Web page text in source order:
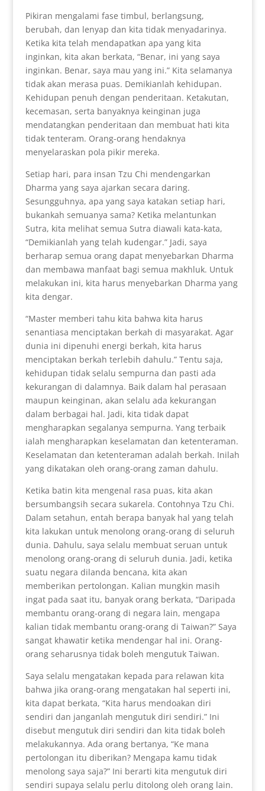
Pikiran mengalami fase timbul, berlangsung,
berubah, dan lenyap dan kita tidak menyadarinya.
Ketika kita telah mendapatkan apa yang kita
inginkan, kita akan berkata, “Benar, ini yang saya
inginkan. Benar, saya mau yang ini.” Kita selamanya
tidak akan merasa puas. Demikianlah kehidupan.
Kehidupan penuh dengan penderitaan. Ketakutan,
kecemasan, serta banyaknya keinginan juga
mendatangkan penderitaan dan membuat hati kita
tidak tenteram. Orang-orang hendaknya
menyelaraskan pola pikir mereka.
Setiap hari, para insan Tzu Chi mendengarkan
Dharma yang saya ajarkan secara daring.
Sesungguhnya, apa yang saya katakan setiap hari,
bukankah semuanya sama? Ketika melantunkan
Sutra, kita melihat semua Sutra diawali kata-kata,
“Demikianlah yang telah kudengar.” Jadi, saya
berharap semua orang dapat menyebarkan Dharma
dan membawa manfaat bagi semua makhluk. Untuk
melakukan ini, kita harus menyebarkan Dharma yang
kita dengar.
“Master memberi tahu kita bahwa kita harus
senantiasa menciptakan berkah di masyarakat. Agar
dunia ini dipenuhi energi berkah, kita harus
menciptakan berkah terlebih dahulu.” Tentu saja,
kehidupan tidak selalu sempurna dan pasti ada
kekurangan di dalamnya. Baik dalam hal perasaan
maupun keinginan, akan selalu ada kekurangan
dalam berbagai hal. Jadi, kita tidak dapat
mengharapkan segalanya sempurna. Yang terbaik
ialah mengharapkan keselamatan dan ketenteraman.
Keselamatan dan ketenteraman adalah berkah. Inilah
yang dikatakan oleh orang-orang zaman dahulu.
Ketika batin kita mengenal rasa puas, kita akan
bersumbangsih secara sukarela. Contohnya Tzu Chi.
Dalam setahun, entah berapa banyak hal yang telah
kita lakukan untuk menolong orang-orang di seluruh
dunia. Dahulu, saya selalu membuat seruan untuk
menolong orang-orang di seluruh dunia. Jadi, ketika
suatu negara dilanda bencana, kita akan
memberikan pertolongan. Kalian mungkin masih
ingat pada saat itu, banyak orang berkata, “Daripada
membantu orang-orang di negara lain, mengapa
kalian tidak membantu orang-orang di Taiwan?” Saya
sangat khawatir ketika mendengar hal ini. Orang-
orang seharusnya tidak boleh mengutuk Taiwan.
Saya selalu mengatakan kepada para relawan kita
bahwa jika orang-orang mengatakan hal seperti ini,
kita dapat berkata, “Kita harus mendoakan diri
sendiri dan janganlah mengutuk diri sendiri.” Ini
disebut mengutuk diri sendiri dan kita tidak boleh
melakukannya. Ada orang bertanya, “Ke mana
pertolongan itu diberikan? Mengapa kamu tidak
menolong saya saja?” Ini berarti kita mengutuk diri
sendiri supaya selalu perlu ditolong oleh orang lain.